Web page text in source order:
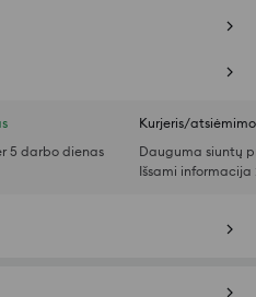
5 darbo dienas
Kurjeris/
Dauguma siuntų
Išsami informacija